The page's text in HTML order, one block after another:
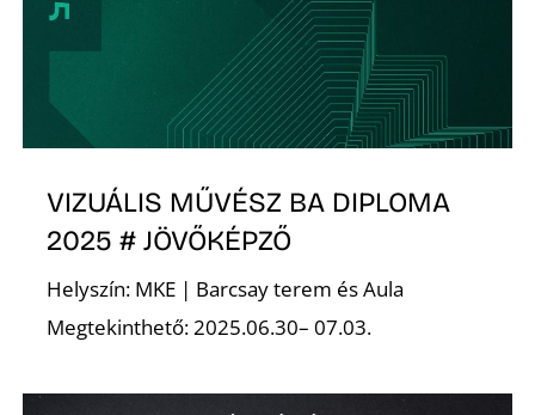
VIZUÁLIS MŰVÉSZ BA DIPLOMA
2025 # JÖVŐKÉPZŐ
Helyszín: MKE | Barcsay terem és Aula
Megtekinthető: 2025.06.30– 07.03.